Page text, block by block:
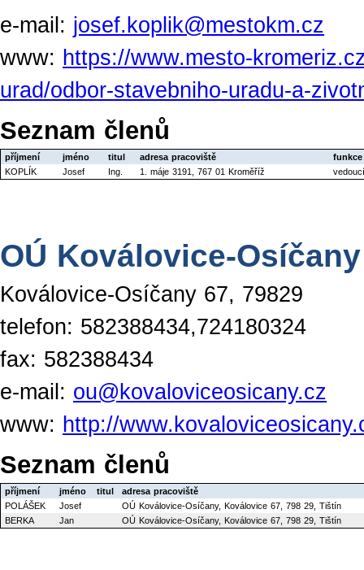
e-mail: josef.koplik@mestokm.cz
www: https://www.mesto-
urad/odbor-stavebniho-uradu-a-
Seznam členů
příjmení jméno titul adresa pracoviště
funkce
KOPLÍK
Josef Ing. 1. máje 3191, 767 01 Kroměříž
OÚ Koválovice-Osíčany
Koválovice-Osíčany 67, 79829
telefon: 582388434,724180324
fax: 582388434
e-mail: ou@kovaloviceosicany.cz
www: http://
Seznam členů
příjmení jméno titul
adresa pracoviště
POLÁŠEK
Josef
OÚ Koválovice-Osíčany, Koválovice 67, 798 29, Tištín
BERKA
Jan OÚ Koválovice-Osíčany, Koválovice 67, 798 29, Tištín